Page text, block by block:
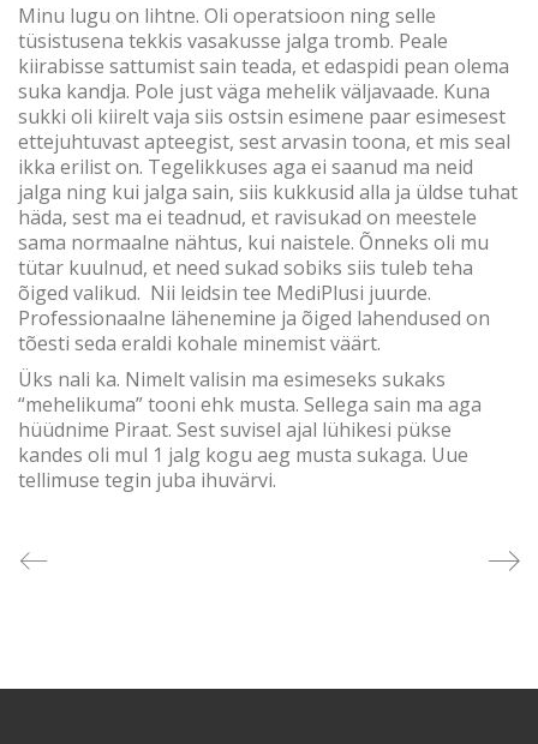
Minu lugu on lihtne. Oli operatsioon ning selle
tüsistusena tekkis vasakusse jalga tromb. Peale
kiirabisse sattumist sain teada, et edaspidi pean olema
suka kandja. Pole just väga mehelik väljavaade. Kuna
sukki oli kiirelt vaja siis ostsin esimene paar esimesest
ettejuhtuvast apteegist, sest arvasin toona, et mis seal
ikka erilist on. Tegelikkuses aga ei saanud ma neid
jalga ning kui jalga sain, siis kukkusid alla ja üldse tuhat
häda, sest ma ei teadnud, et ravisukad on meestele
sama normaalne nähtus, kui naistele. Õnneks oli mu
tütar kuulnud, et need sukad sobiks siis tuleb teha
õiged valikud. Nii leidsin tee MediPlusi juurde.
Professionaalne lähenemine ja õiged lahendused on
tõesti seda eraldi kohale minemist väärt.
Üks nali ka. Nimelt valisin ma esimeseks sukaks
“mehelikuma” tooni ehk musta. Sellega sain ma aga
hüüdnime Piraat. Sest suvisel ajal lühikesi pükse
kandes oli mul 1 jalg kogu aeg musta sukaga. Uue
tellimuse tegin juba ihuvärvi.